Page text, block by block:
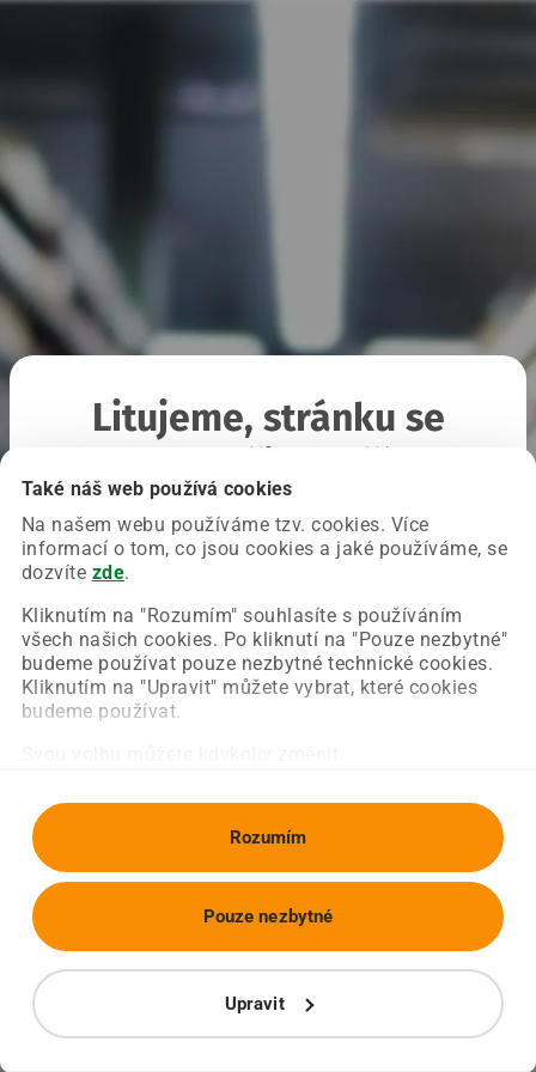
Také náš web používá cookies
Na našem webu používáme tzv. cookies. Více
informací o tom, co jsou cookies a jaké používáme, se
dozvíte zde.
Kliknutím na "Rozumím" souhlasíte s používáním
všech našich cookies. Po kliknutí na "Pouze nezbytné"
budeme používat pouze nezbytné technické cookies.
Kliknutím na "Upravit" můžete vybrat, které cookies
budeme používat.
Rozumím
Upravit
Pouze nezbytné
Litujeme, stránku se
Chyba nastala na naší straně a už ji opravujeme.
Zkuste prosím znovu načíst požadovanou stránku.
Obnovit stránku Úvodní strana